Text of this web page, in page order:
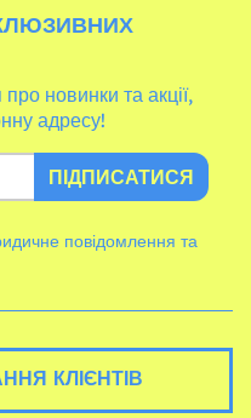
новинки та акції,
адресу!
ПІДПИСАТИСЯ
повідомлення та
КЛІЄНТІВ